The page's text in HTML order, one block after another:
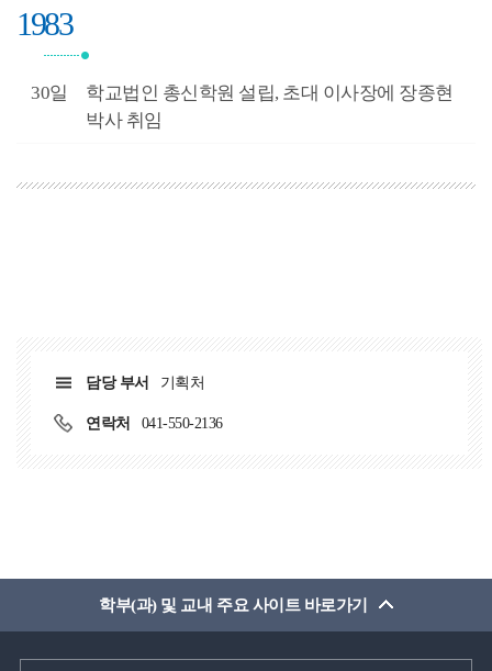
1983
30일
학교법인 총신학원 설립, 초대 이사장에 장종현
박사 취임
담당 부서 기획처
연락처 041-550-2136
학부(과) 및 교내 주요 사이트 바로가기